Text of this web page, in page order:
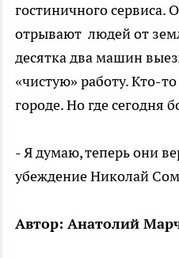
гостиничного сервиса.
отрывают людей от
десятка два машин
«чистую» работу. Кто-
городе. Но где сегодня
- Я думаю, теперь они
убеждение Николай
Автор: Анатолий